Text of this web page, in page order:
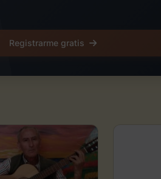
Registrarme gratis